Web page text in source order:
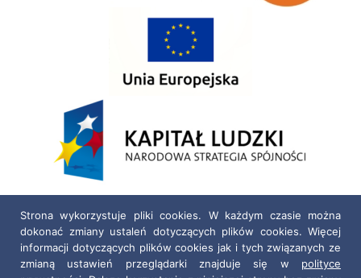
Strona wykorzystuje pliki cookies. W każdym czasie można
dokonać zmiany ustaleń dotyczących plików cookies. Więcej
informacji dotyczących plików cookies jak i tych związanych ze
zmianą ustawień przeglądarki znajduje się w polityce